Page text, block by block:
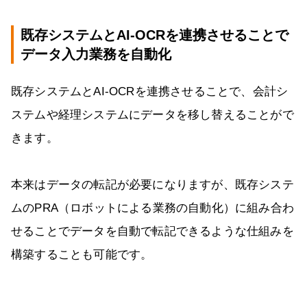
既存システムとAI-OCRを連携させることで
データ入力業務を自動化
既存システムとAI-OCRを連携させることで、会計シ
ステムや経理システムにデータを移し替えることがで
きます。
本来はデータの転記が必要になりますが、既存システ
ムのPRA（ロボットによる業務の自動化）に組み合わ
せることでデータを自動で転記できるような仕組みを
構築することも可能です。